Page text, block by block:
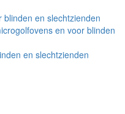
en slechtzienden
en voor blinden
en slechtzienden